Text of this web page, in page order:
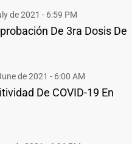
de 2021 - 6:59 PM
De 3ra Dosis De
de 2021 - 6:00 AM
De COVID-19 En